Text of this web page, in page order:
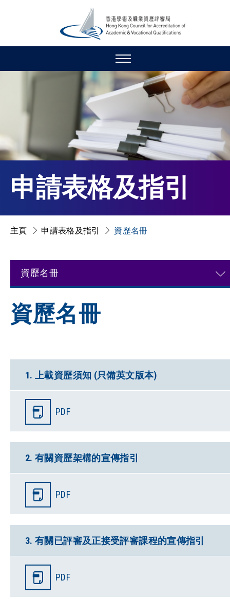
申請表格及指引
主頁 申請表格及指引 資歷名冊
資歷名冊
資歷名冊
1. 上載資歷須知 (只備英文版本)
PDF
2. 有關資歷架構的宣傳指引
PDF
3. 有關已評審及正接受評審課程的宣傳指引
PDF